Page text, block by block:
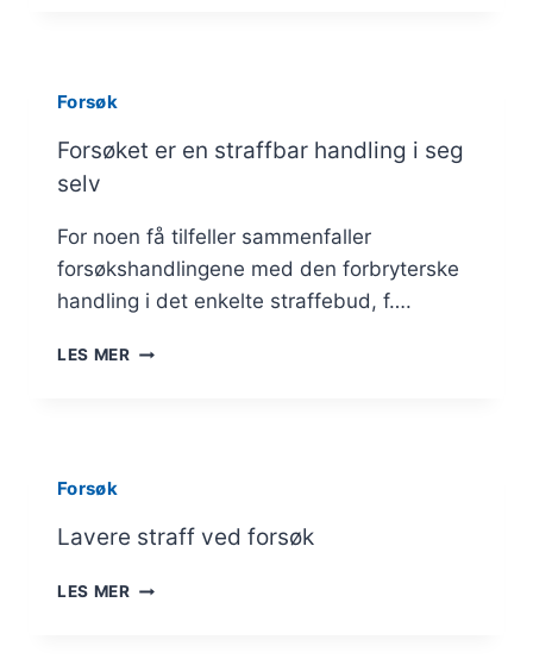
Forsøk
Forsøket er en straffbar handling i seg
selv
For noen få tilfeller sammenfaller
forsøkshandlingene med den forbryterske
handling i det enkelte straffebud, f….
LES MERFORSØKET
Forsøk
Lavere straff ved forsøk
LES MERLAVERE